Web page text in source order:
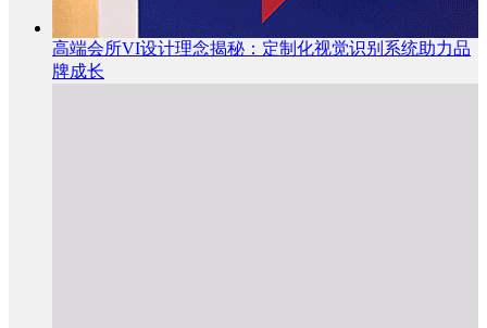
高端会所VI设计理念揭秘：定制化视觉识别系统助力品
牌成长